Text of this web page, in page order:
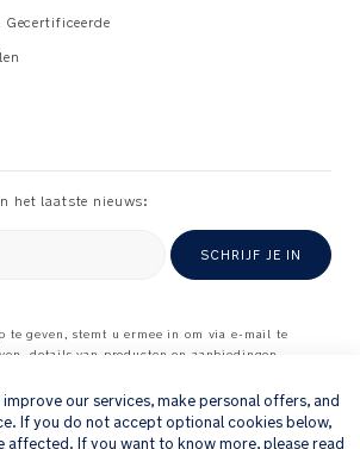
Gecertificeerde
het laatste nieuws:
SCHRIJF JE IN
te geven, stemt u ermee in om via e-mail te
details van producten en aanbiedingen
producten en diensten die u bij ons hebt gekocht.
voor meer informatie over hoe wij uw
.
our services, make personal offers, and
If you do not accept optional cookies below,
affected. If you want to know more, please read